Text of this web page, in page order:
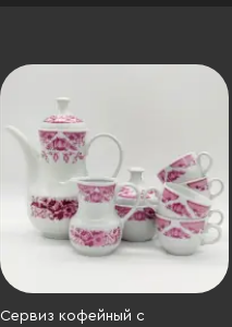
Сервиз кофейный с